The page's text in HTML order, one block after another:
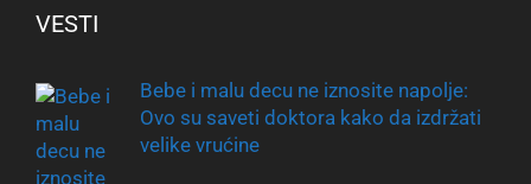
VESTI
Bebe i malu decu ne iznosite napolje:
Ovo su saveti doktora kako da izdržati
velike vrućine